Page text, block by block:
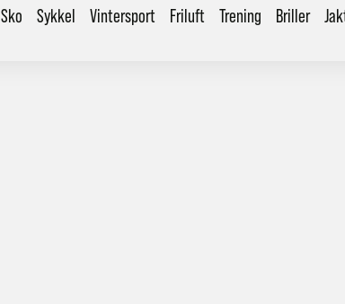
Sko Sykkel Vintersport Friluft Trening Briller